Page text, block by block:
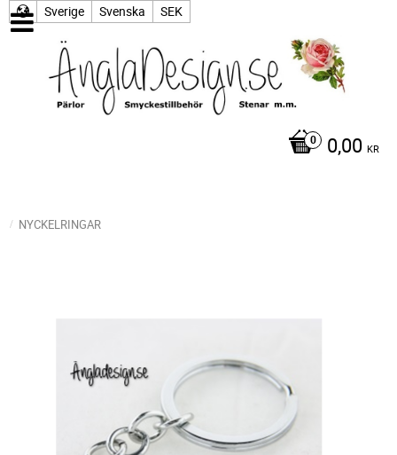
Sverige Svenska SEK
0,00 KR
NYCKELRINGAR